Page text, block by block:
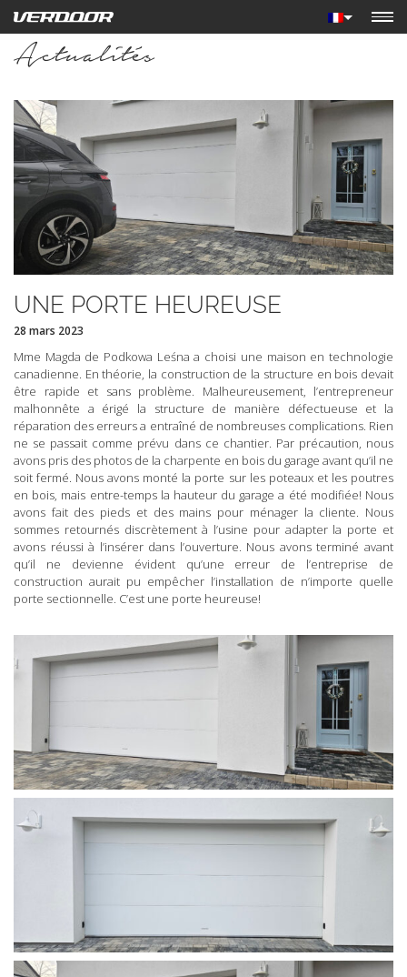
Actualités
UNE PORTE HEUREUSE
28 mars 2023
Mme Magda de Podkowa Leśna a choisi une maison en technologie
canadienne. En théorie, la construction de la structure en bois devait
être rapide et sans problème. Malheureusement, l’entrepreneur
malhonnête a érigé la structure de manière défectueuse et la
réparation des erreurs a entraîné de nombreuses complications. Rien
ne se passait comme prévu dans ce chantier. Par précaution, nous
avons pris des photos de la charpente en bois du garage avant qu’il ne
soit fermé. Nous avons monté la porte sur les poteaux et les poutres
en bois, mais entre-temps la hauteur du garage a été modifiée! Nous
avons fait des pieds et des mains pour ménager la cliente. Nous
sommes retournés discrètement à l’usine pour adapter la porte et
avons réussi à l’insérer dans l’ouverture. Nous avons terminé avant
qu’il ne devienne évident qu’une erreur de l’entreprise de
construction aurait pu empêcher l’installation de n’importe quelle
porte sectionnelle. C’est une porte heureuse!